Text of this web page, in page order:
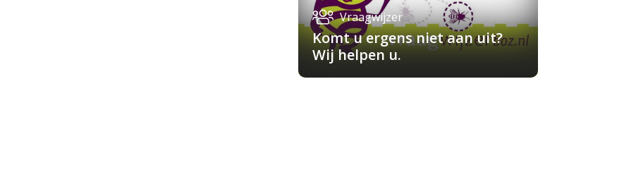
Vraagwijzer
Komt u ergens niet aan uit?
Wij helpen u.